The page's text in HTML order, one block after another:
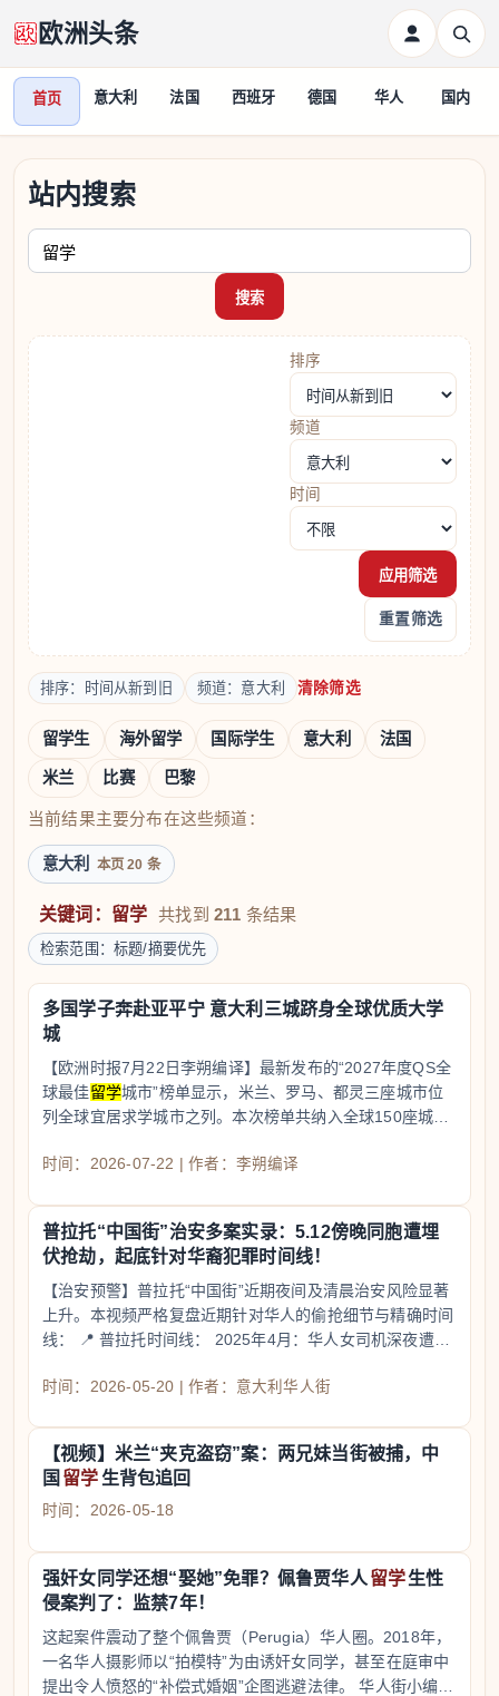
欧洲头条
首页 意大利 法国 西班牙 德国 华人 国内
站内搜索
搜索
排序
频道
时间
应用筛选
重置筛选
排序：时间从新到旧 频道：意大利 清除筛选
留学生 海外留学 国际学生 意大利 法国
米兰 比赛 巴黎
当前结果主要分布在这些频道：
意大利 本页 20 条
关键词：留学 共找到211 条结果
检索范围：标题/摘要优先
多国学子奔赴亚平宁 意大利三城跻身全球优质大学
城
【欧洲时报7月22日李朔编译】最新发布的“2027年度QS全
球最佳留学城市”榜单显示，米兰、罗马、都灵三座城市位
列全球宜居求学城市之列。本次榜单共纳入全球150座城
于美国和加拿大，12
时间：2026-07-22 | 作者：李朔编译
普拉托“中国街”治安多案实录：5.12傍晚同胞遭埋
伏抢劫，起底针对华裔犯罪时间线！
【治安预警】普拉托“中国街”近期夜间及清晨治安风险显著
上升。本视频严格复盘近期针对华人的偷抢细节与精确时间
线： 📍 普拉托时间线： 2025年4月：华人女司机深夜遭持
时间：2026-05-20 | 作者：意大利华人街
【视频】米兰“夹克盗窃”案：两兄妹当街被捕，中
国 留学生背包追回
时间：2026-05-18
强奸女同学还想“娶她”免罪？佩鲁贾华人 留学生性
侵案判了：监禁7年！
这起案件震动了整个佩鲁贾（Perugia）华人圈。2018年，
一名华人摄影师以“拍模特”为由诱奸女同学，甚至在庭审中
提出令人愤怒的“补偿式婚姻”企图逃避法律。 华人街小编带